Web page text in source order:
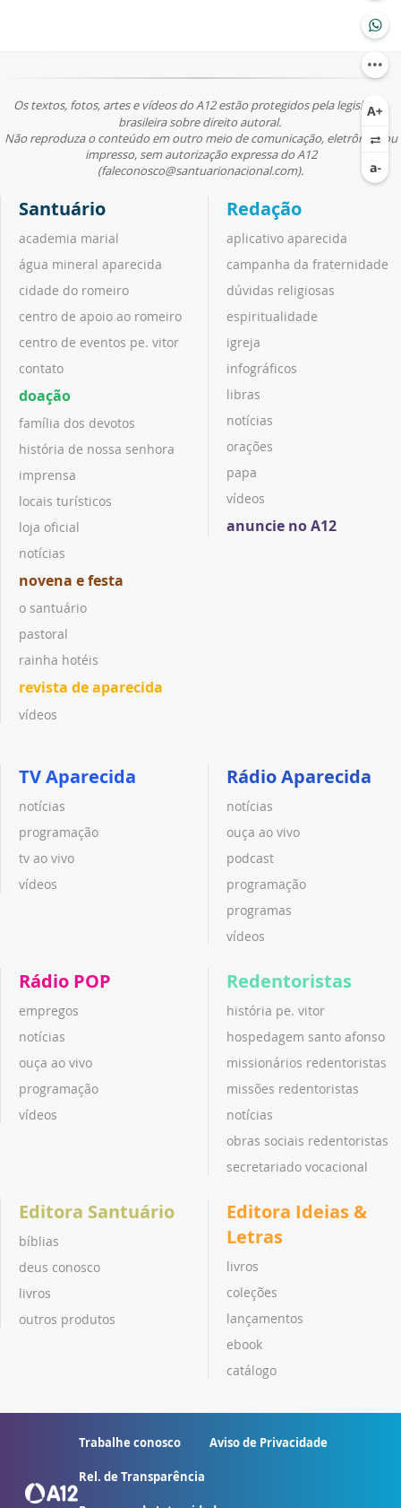
Os textos, fotos, artes e vídeos do A12 estão protegidos pela legislação
brasileira sobre direito autoral.
Não reproduza o conteúdo em outro meio de comunicação, eletrônico ou
impresso, sem autorização expressa do A12
(faleconosco@santuarionacional.com).
Santuário
academia marial
água mineral aparecida
cidade do romeiro
centro de apoio ao romeiro
centro de eventos pe. vitor
contato
doação
família dos devotos
história de nossa senhora
imprensa
locais turísticos
loja oficial
notícias
novena e festa
o santuário
pastoral
rainha hotéis
revista de aparecida
vídeos
Redação
aplicativo aparecida
campanha da fraternidade
dúvidas religiosas
espiritualidade
igreja
infográficos
libras
notícias
orações
papa
vídeos
anuncie no A12
TV Aparecida
notícias
programação
tv ao vivo
vídeos
Rádio Aparecida
notícias
ouça ao vivo
podcast
programação
programas
vídeos
Rádio POP
empregos
notícias
ouça ao vivo
programação
vídeos
Redentoristas
história pe. vitor
hospedagem santo afonso
missionários redentoristas
missões redentoristas
notícias
obras sociais redentoristas
secretariado vocacional
Editora Santuário
bíblias
deus conosco
livros
outros produtos
Editora Ideias &
Letras
livros
coleções
lançamentos
ebook
catálogo
Trabalhe conosco Aviso de Privacidade
Rel. de Transparência